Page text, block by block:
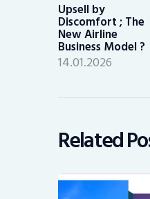
post:
Upsell by
Discomfort ; The
New Airline
Business Model ?
14.01.2026
Related